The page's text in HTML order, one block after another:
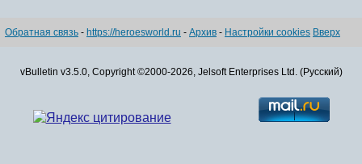
Обратная связь - https://heroesworld.ru - Архив - Настройки cookies Вверх
vBulletin v3.5.0, Copyright ©2000-2026, Jelsoft Enterprises Ltd. (Русский)